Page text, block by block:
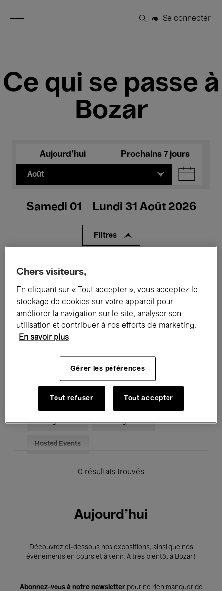
Open Menu
Rechercher
Se connecter
Ce qui se passe à
Bozar
Aujourd'hui Prochains 7 jours
Août
Samedi 01 - Lundi 31 Août 2026
Filtres
Tous les événements
Expositions Films Performances
Rencontres & Débats Jazz
Musique classique
Musique électronique
Pour tous Kids’ Palace
Enseignement Visites guidées
Hosted Events
0 résultats trouvés
Aujourd'hui
Découvrez ci-dessous nos expositions, ainsi que nos
événements en cours et à venir. À très bientôt à Bozar !
Abonnez-vous à notre newsletterpour ne rien manquer de
Chers visiteurs,
En cliquant sur « Tout accepter », vous acceptez le
stockage de cookies sur votre appareil pour
améliorer la navigation sur le site, analyser son
utilisation et contribuer à nos efforts de marketing.
En savoir plus
Gérer les péférences
Tout refuser Tout accepter